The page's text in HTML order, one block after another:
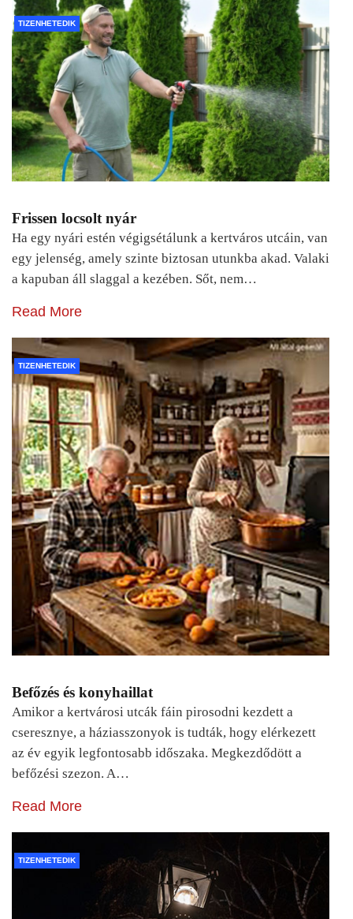
TIZENHETEDIK
Frissen locsolt nyár
Ha egy nyári estén végigsétálunk a kertváros utcáin, van
egy jelenség, amely szinte biztosan utunkba akad. Valaki
a kapuban áll slaggal a kezében. Sőt, nem…
Read More
TIZENHETEDIK
Befőzés és konyhaillat
Amikor a kertvárosi utcák fáin pirosodni kezdett a
cseresznye, a háziasszonyok is tudták, hogy elérkezett
az év egyik legfontosabb időszaka. Megkezdődött a
befőzési szezon. A…
Read More
TIZENHETEDIK